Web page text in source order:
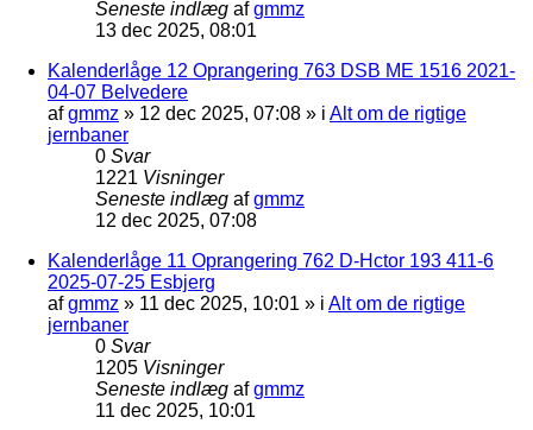
Seneste indlæg afgmmz
13 dec 2025, 08:01
Kalenderlåge 12 Oprangering 763 DSB ME 1516 2021-
04-07 Belvedere
afgmmz » 12 dec 2025, 07:08 » i Alt om de rigtige
jernbaner
0 Svar
1221 Visninger
Seneste indlæg afgmmz
12 dec 2025, 07:08
Kalenderlåge 11 Oprangering 762 D-Hctor 193 411-6
2025-07-25 Esbjerg
afgmmz » 11 dec 2025, 10:01 » i Alt om de rigtige
jernbaner
0 Svar
1205 Visninger
Seneste indlæg afgmmz
11 dec 2025, 10:01